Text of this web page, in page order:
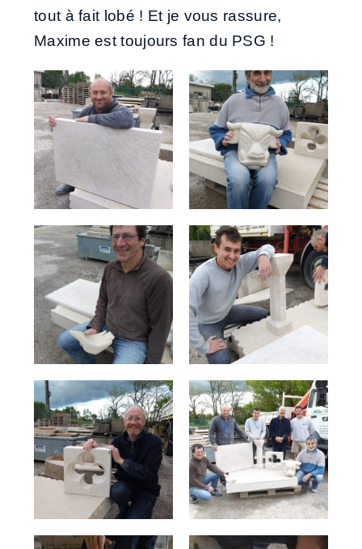
tout à fait lobé ! Et je vous rassure,
Maxime est toujours fan du PSG !